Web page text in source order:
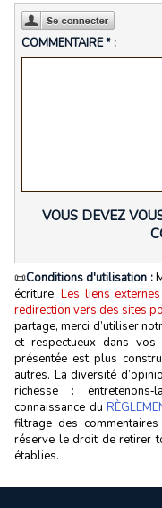
COMMENTAIRE * :
VOUS DEVEZ
📜Conditions d'utilisation :
écriture.Les liens
redirection vers des sites
partage, merci d’utiliser
et respectueux dans
présentée est plus
autres. La diversité
richesse :
connaissance du
filtrage des
réserve le droit de retirer
établies.